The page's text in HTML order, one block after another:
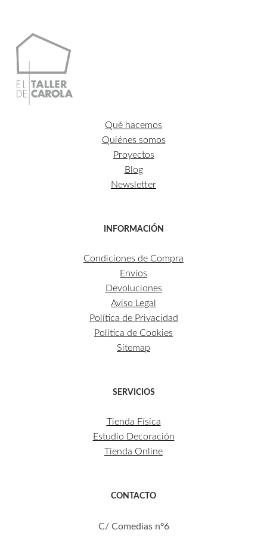
Qué hacemos
Quiénes somos
Proyectos
Blog
Newsletter
INFORMACIÓN
Condiciones de Compra
Envíos
Devoluciones
Aviso Legal
Política de Privacidad
Política de Cookies
Sitemap
SERVICIOS
Tienda Física
Estudio Decoración
Tienda Online
CONTACTO
C/ Comedias nº6